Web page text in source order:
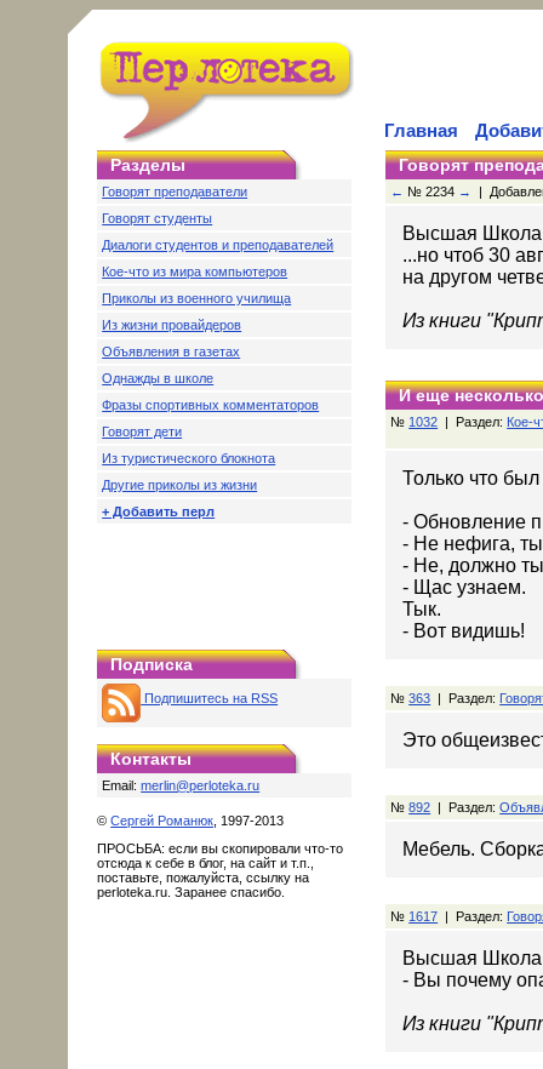
Главная
Разделы
Говорят преподаватели
Говорят студенты
Диалоги студентов и преподавателей
Кое-что из мира компьютеров
Приколы из военного училища
Из жизни провайдеров
Объявления в газетах
Однажды в школе
Фразы спортивных комментаторов
Говорят дети
Из туристического блокнота
Другие приколы из жизни
+ Добавить перл
Подписка
Подпишитесь на RSS
Контакты
Email:merlin@perloteka.ru
©Сергей Романюк , 1997-2013
ПРОСЬБА: если вы скопировали что-то
отсюда к себе в блог, на сайт и т.п.,
поставьте, пожалуйста, ссылку на
perloteka.ru. Заранее спасибо.
Говорят
← № 2234 → |
Высшая
...но чтоб 30
на другом
Из книги
И еще
№ 1032 | Раздел: Кое-
Только что
- Обновление
- Не нефига,
- Не, должно
- Щас узнаем.
Тык.
- Вот видишь!
№363 | Раздел:
Это
№892 | Раздел:
Мебель.
№ 1617 | Раздел:
Высшая
- Вы почему
Из книги